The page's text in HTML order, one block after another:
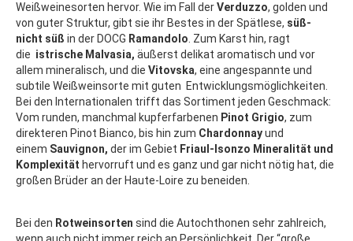
Weißweinesorten hervor. Wie im Fall derVerduzzo, golden und
von guter Struktur, gibt sie ihr Bestes in der Spätlese, süß-
nicht süß in der DOCG Ramandolo. Zum Karst hin, ragt
die istrische Malvasia, äußerst delikat aromatisch und vor
allem mineralisch, und die Vitovska, eine angespannte und
subtile Weißweinsorte mit guten Entwicklungsmöglichkeiten.
Bei den Internationalen trifft das Sortiment jeden Geschmack:
Vom runden, manchmal kupferfarbenen Pinot Grigio, zum
direkteren Pinot Bianco, bis hin zum Chardonnayund
einem Sauvignon, der im Gebiet Friaul-Isonzo Mineralität und
Komplexität hervorruft und es ganz und gar nicht nötig hat, die
großen Brüder an der Haute-Loire zu beneiden.
Bei den Rotweinsorten sind die Autochthonen sehr zahlreich,